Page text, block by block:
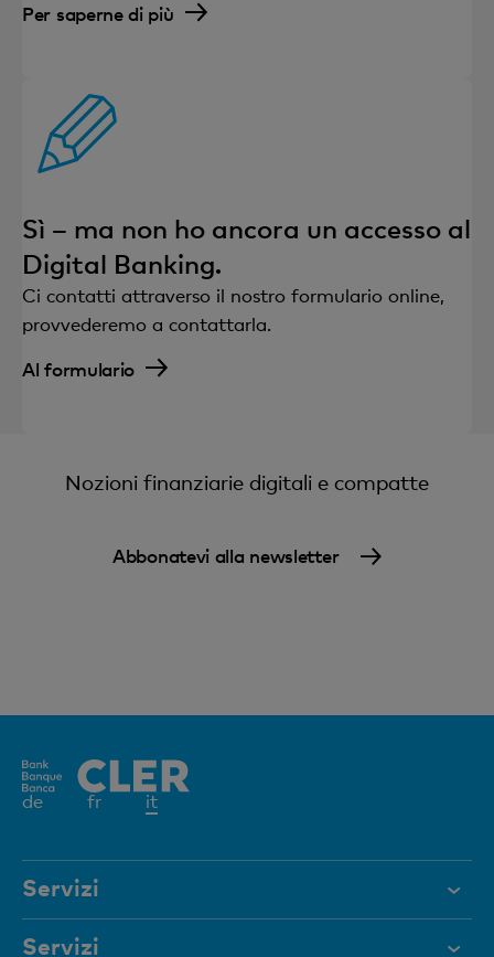
Per saperne di più
Sì – ma non ho ancora un accesso al
Digital Banking.
Ci contatti attraverso il nostro formulario online,
provvederemo a contattarla.
Al formulario
Nozioni finanziarie digitali e compatte
Abbonatevi alla newsletter
de fr itElemento
Servizi
Aiuto e contatto
Servizi